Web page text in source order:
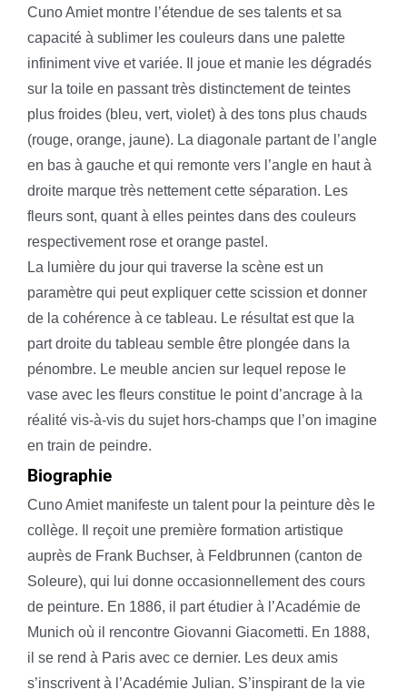
Cuno Amiet montre l’étendue de ses talents et sa
capacité à sublimer les couleurs dans une palette
infiniment vive et variée. Il joue et manie les dégradés
sur la toile en passant très distinctement de teintes
plus froides (bleu, vert, violet) à des tons plus chauds
(rouge, orange, jaune). La diagonale partant de l’angle
en bas à gauche et qui remonte vers l’angle en haut à
droite marque très nettement cette séparation. Les
fleurs sont, quant à elles peintes dans des couleurs
respectivement rose et orange pastel.
La lumière du jour qui traverse la scène est un
paramètre qui peut expliquer cette scission et donner
de la cohérence à ce tableau. Le résultat est que la
part droite du tableau semble être plongée dans la
pénombre. Le meuble ancien sur lequel repose le
vase avec les fleurs constitue le point d’ancrage à la
réalité vis-à-vis du sujet hors-champs que l’on imagine
en train de peindre.
Biographie
Cuno Amiet manifeste un talent pour la peinture dès le
collège. Il reçoit une première formation artistique
auprès de Frank Buchser, à Feldbrunnen (canton de
Soleure), qui lui donne occasionnellement des cours
de peinture. En 1886, il part étudier à l’Académie de
Munich où il rencontre Giovanni Giacometti. En 1888,
il se rend à Paris avec ce dernier. Les deux amis
s’inscrivent à l’Académie Julian. S’inspirant de la vie